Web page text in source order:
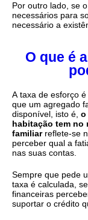
Por outro lado, se
necessários para
necessário a
O que é
A taxa de esforço
que um agregado
disponível, isto é, o
habitação tem no
familiarreflete-se
perceber qual a
nas suas contas.
Sempre que pede
taxa é calculada,
financeiras
suportar o crédito